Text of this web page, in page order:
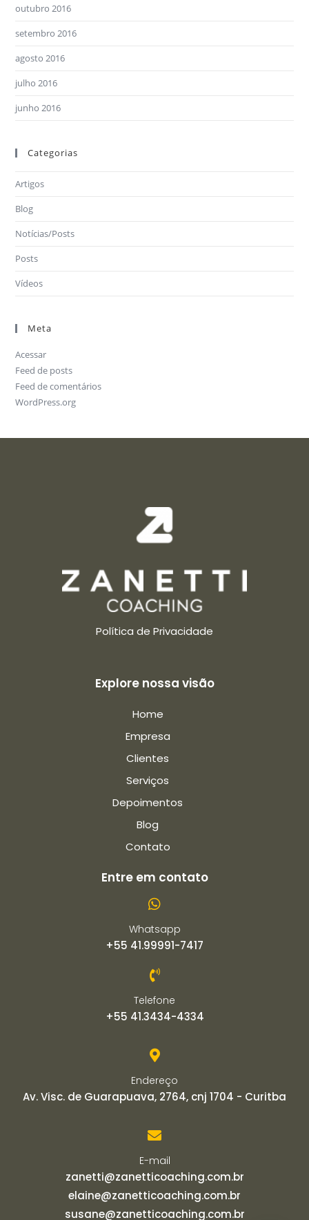
outubro 2016
setembro 2016
agosto 2016
julho 2016
junho 2016
Categorias
Artigos
Blog
Notícias/Posts
Posts
Vídeos
Meta
Acessar
Feed de posts
Feed de comentários
WordPress.org
Política de Privacidade
Explore nossa visão
Home
Empresa
Clientes
Serviços
Depoimentos
Blog
Contato
Entre em contato
Whatsapp
+55 41.99991-7417
Telefone
+55 41.3434-4334
Endereço
Av. Visc. de Guarapuava, 2764, cnj 1704 - Curitba
E-mail
zanetti@zanetticoaching.com.br
elaine@zanetticoaching.com.br
susane@zanetticoaching.com.br